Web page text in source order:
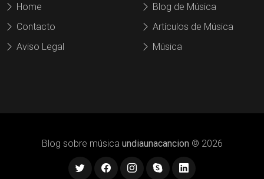
Home
Contacto
Aviso Legal
Blog de Música
Artículos de Música
Música
Blog sobre música undiaunacancion © 2026